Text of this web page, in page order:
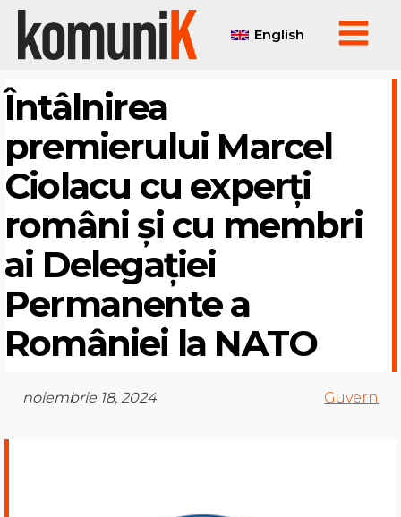
English
Întâlnirea
premierului Marcel
Ciolacu cu experți
români și cu membri
ai Delegației
Permanente a
României la NATO
noiembrie 18, 2024 Guvern